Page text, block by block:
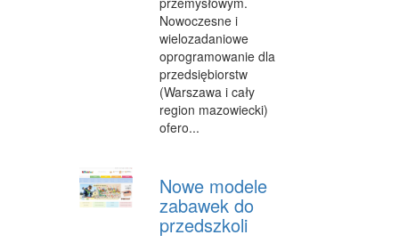
KONTAKT
Nowoczesne i
wielozadaniowe
oprogramowanie dla
przedsiębiorstw
(Warszawa i cały
region mazowiecki)
ofero...
Nowe modele
zabawek do
przedszkoli